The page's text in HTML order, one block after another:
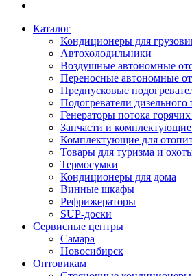
Каталог
Кондиционеры для
Автохолодильники
Воздушные автономные
Переносные автономные
Предпусковые
Подогреватели дизельного
Генераторы потока
Запчасти и
Комплектующие для
Товары для туризма и
Термосумки
Кондиционеры для дома
Винные шкафы
Рефрижераторы
SUP-доски
Сервисные центры
Самара
Новосибирск
Оптовикам